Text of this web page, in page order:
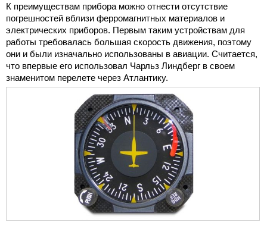
К преимуществам прибора можно отнести отсутствие
погрешностей вблизи ферромагнитных материалов и
электрических приборов. Первым таким устройствам для
работы требовалась большая скорость движения, поэтому
они и были изначально использованы в авиации. Считается,
что впервые его использовал Чарльз Линдберг в своем
знаменитом перелете через Атлантику.